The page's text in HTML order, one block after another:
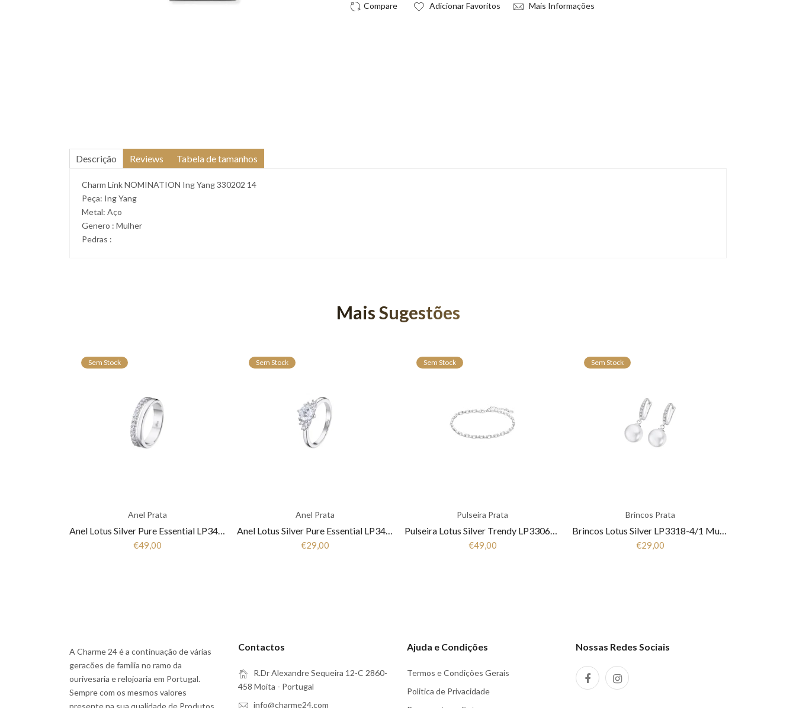
Adicionar Favoritos Mais Informações
Descrição Reviews Tabela de tamanhos
Charm Link NOMINATION Ing Yang 330202 14
Peça: Ing Yang
Metal: Aço
Genero : Mulher
Pedras :
Mais Sugestões
Sem Stock
Anel Prata
€49,00
Sem Stock
Anel Prata
€29,00
Sem Stock
Pulseira Prata
€49,00
Sem Stock
Brincos Prata
€29,00
A Charme 24 é a continuação de várias
geracões de familia no ramo da
ourivesaria e relojoaria em Portugal.
Sempre com os mesmos valores
presente na sua qualidade de Produtos
Contactos
R.Dr Alexandre Sequeira 12-C 2860-
458 Moita - Portugal
info@charme24.com
Ajuda e Condições
Termos e Condições Gerais
Politica de Privacidade
Nossas Redes Sociais